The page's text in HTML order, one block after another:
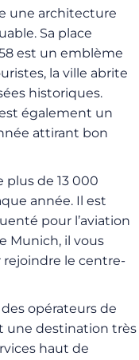
une architecture
Sa place
est un emblème
la ville abrite
historiques.
également un
attirant bon
plus de 13 000
année. Il est
pour l’aviation
Munich, il vous
le centre-
opérateurs de
une destination très
haut de